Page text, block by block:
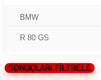
BMW
R 80 GS
SONUÇLARI FİLTRELE